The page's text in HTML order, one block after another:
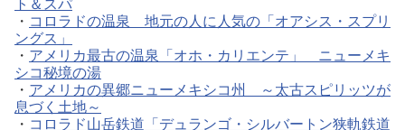
ト＆スパ
・ コロラドの温泉 地元の人に人気の「オアシス・スプリ
ングス」
・ アメリカ最古の温泉「オホ・カリエンテ」 ニューメキ
シコ秘境の湯
・ アメリカの異郷ニューメキシコ州 ～太古スピリッツが
息づく土地～
・ コロラド山岳鉄道「デュランゴ・シルバートン狭軌鉄道